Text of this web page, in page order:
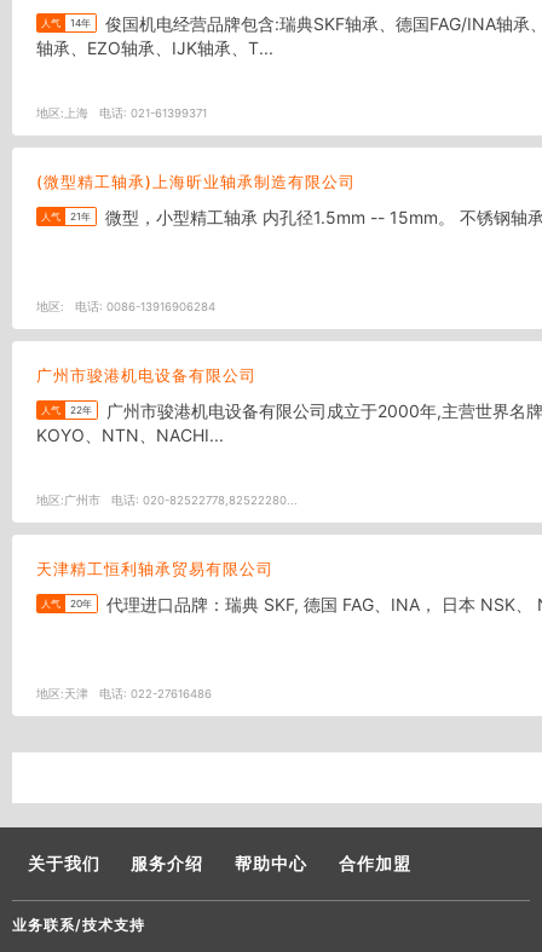
人气 14年
轴承、EZO轴承、IJK轴承、T...
地区: 上海 电话: 021-61399371
(微型精工轴承)上海昕业轴承制造有限公司
人气 21年 微型，小型精
地区: 电话: 0086-13916906284
广州市骏港机电设备有限公司
人气 22年
KOYO、NTN、NACHI...
地区:广州市 电话: 020-82522778,82522280...
天津精工恒利轴承贸易有限公司
人气 20年
地区:天津 电话: 022-27616486
关于我们 服务介绍 帮助中心 合作加盟
业务联系/技术支持